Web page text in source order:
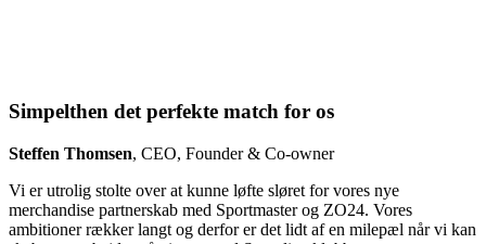
Simpelthen det perfekte match for os
Steffen Thomsen, CEO, Founder & Co-owner
Vi er utrolig stolte over at kunne løfte sløret for vores nye
merchandise partnerskab med Sportmaster og ZO24. Vores
ambitioner rækker langt og derfor er det lidt af en milepæl når vi kan